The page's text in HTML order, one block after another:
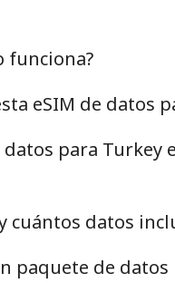
funciona?
eSIM de datos
para
cuántos datos
paquete de